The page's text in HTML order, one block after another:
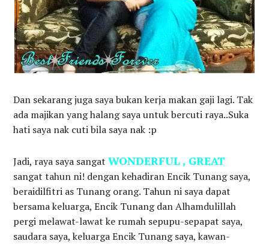
Dan sekarang juga saya bukan kerja makan gaji lagi. Tak
ada majikan yang halang saya untuk bercuti raya..Suka
hati saya nak cuti bila saya nak :p
Jadi, raya saya sangatWONDERFUL , GREAT
sangat tahun ni! dengan kehadiran Encik Tunang saya,
beraidilfitri as Tunang orang. Tahun ni saya dapat
bersama keluarga, Encik Tunang dan Alhamdulillah
pergi melawat-lawat ke rumah sepupu-sepapat saya,
saudara saya, keluarga Encik Tunang saya, kawan-